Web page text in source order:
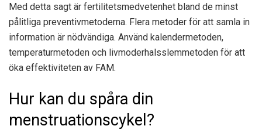
Med detta sagt är fertilitetsmedvetenhet bland de minst
pålitliga preventivmetoderna. Flera metoder för att samla in
information är nödvändiga. Använd kalendermetoden,
temperaturmetoden och livmoderhalsslemmetoden för att
öka effektiviteten av FAM.
Hur kan du spåra din
menstruationscykel?